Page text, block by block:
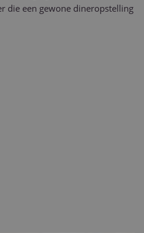
die een gewone dineropstelling